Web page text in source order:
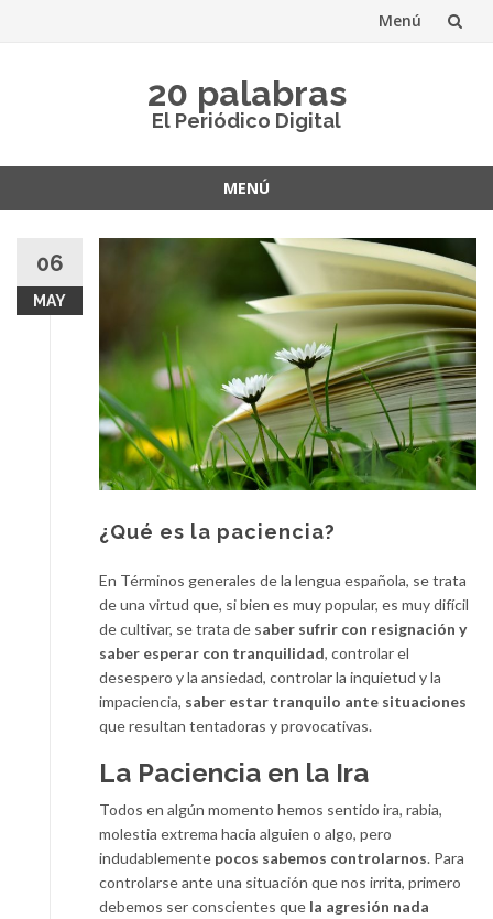
Menú
20 palabras
El Periódico Digital
MENÚ
contenido
06
MAY
¿Qué es la paciencia?
En Términos generales de la lengua española, se trata
de una virtud que, si bien es muy popular, es muy difícil
de cultivar, se trata de saber sufrir con resignación y
saber esperar con tranquilidad, controlar el
desespero y la ansiedad, controlar la inquietud y la
impaciencia, saber estar tranquilo ante situaciones
que resultan tentadoras y provocativas.
La Paciencia en la Ira
Todos en algún momento hemos sentido ira, rabia,
molestia extrema hacia alguien o algo, pero
indudablemente pocos sabemos controlarnos. Para
controlarse ante una situación que nos irrita, primero
debemos ser conscientes que la agresión nada